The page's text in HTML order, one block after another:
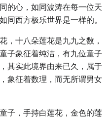
的心，如同波涛在每一位天
同西方极乐世界是一样的。
，十八朵莲花是九九之数，
子象征着纯洁，有九位童子
其实此境界由来已久，属于
象征着数理，而无所谓男女
子，手持白莲花，金色的莲